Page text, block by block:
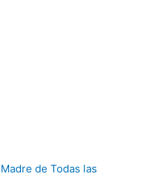
de Todas las